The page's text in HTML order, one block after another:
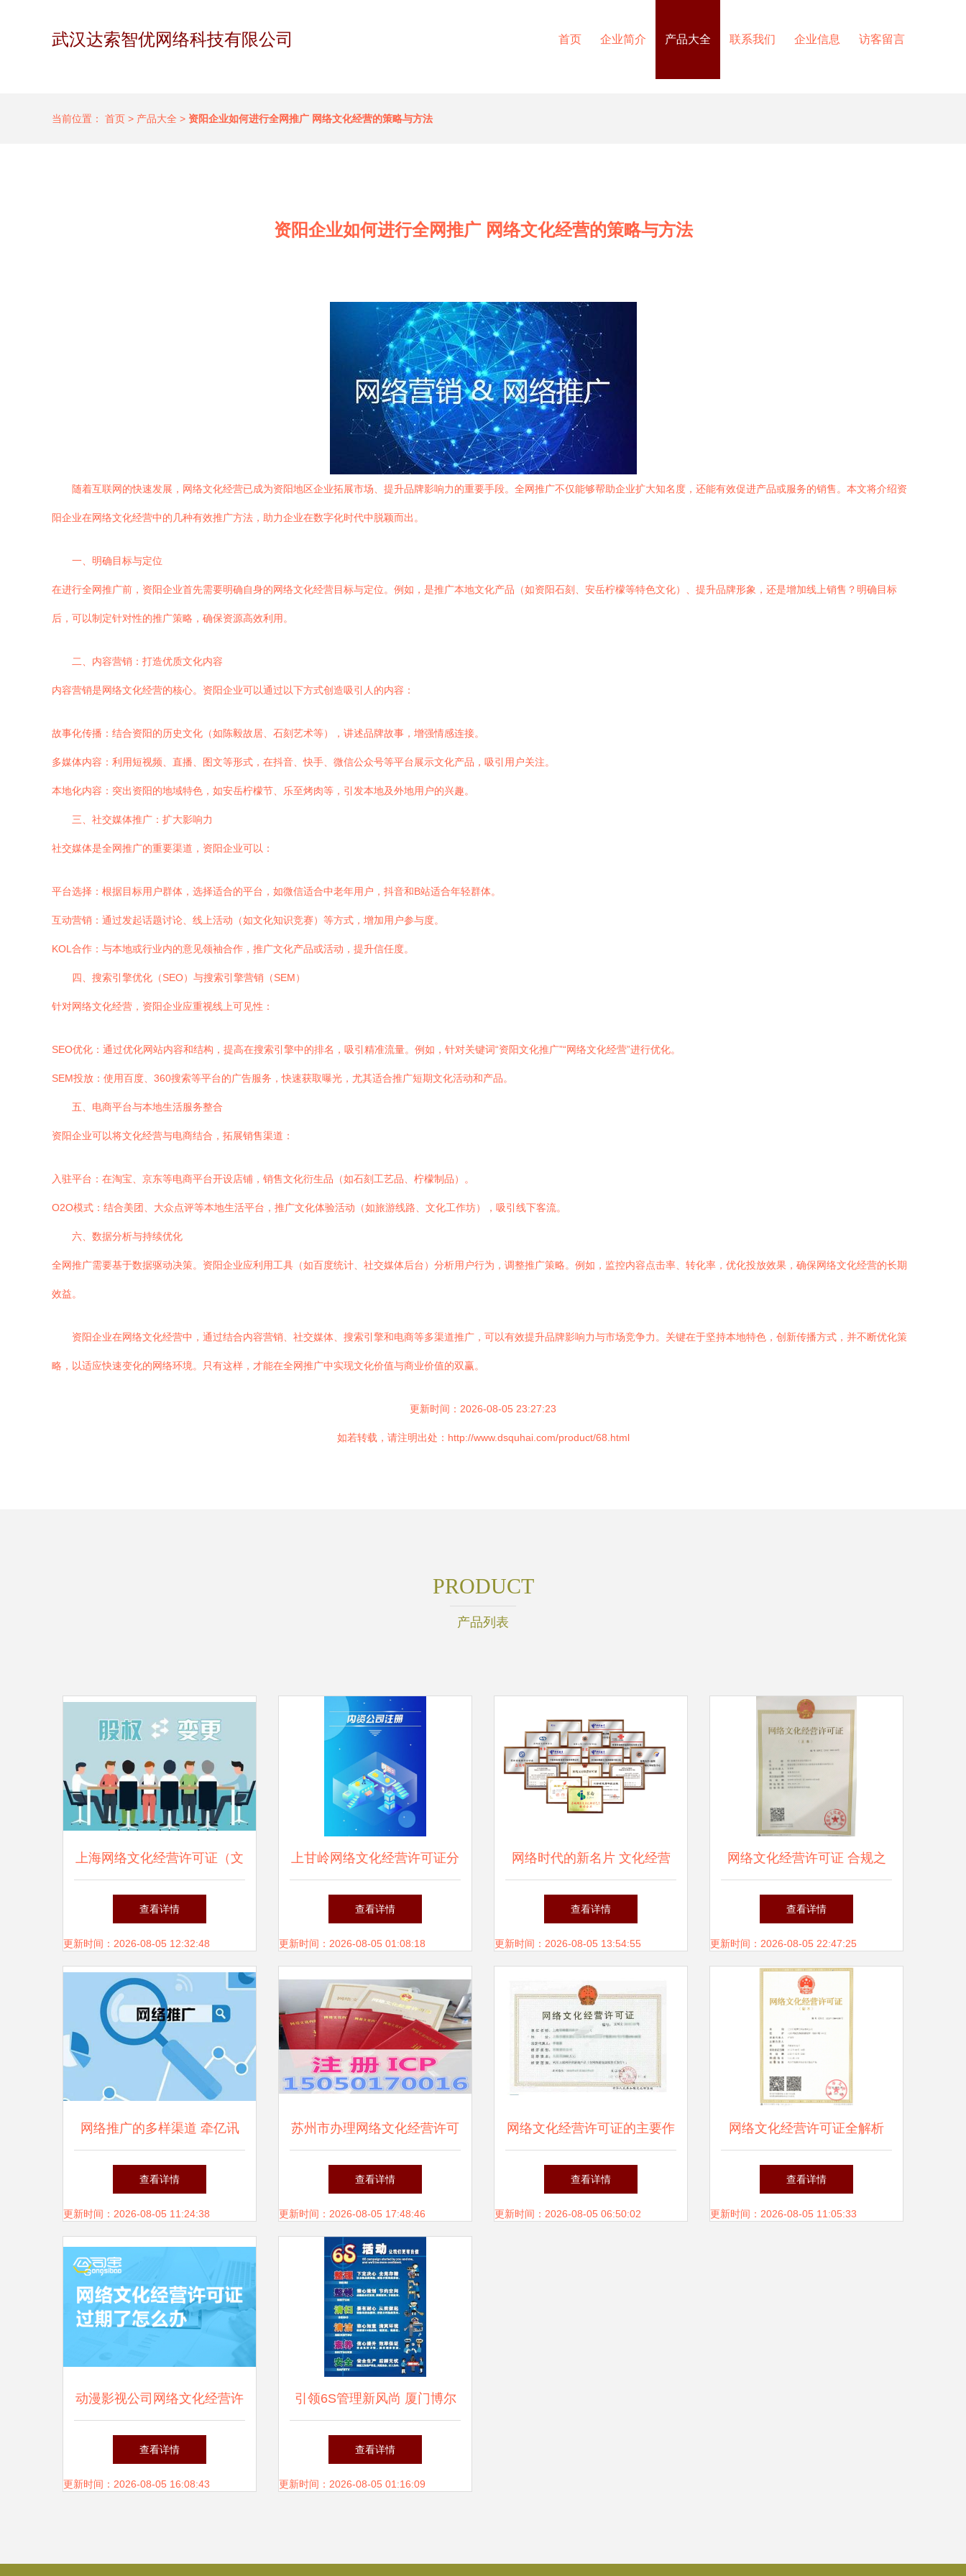
武汉达索智优网络科技有限公司 首页 企业简介 产品大全 联系我们 企业信息 访客留言
当前位置： 首页 > 产品大全 > 资阳企业如何进行全网推广 网络文化经营的策略与方法
资阳企业如何进行全网推广 网络文化经营的策略与方法
随着互联网的快速发展，网络文化经营已成为资阳地区企业拓展市场、提升品牌影响力的重要手段。全网推广不仅能够帮助企业扩大知名度，还能有效促进产品或服务的销售。本文将介绍资
阳企业在网络文化经营中的几种有效推广方法，助力企业在数字化时代中脱颖而出。
一、明确目标与定位
在进行全网推广前，资阳企业首先需要明确自身的网络文化经营目标与定位。例如，是推广本地文化产品（如资阳石刻、安岳柠檬等特色文化）、提升品牌形象，还是增加线上销售？明确目标
后，可以制定针对性的推广策略，确保资源高效利用。
二、内容营销：打造优质文化内容
内容营销是网络文化经营的核心。资阳企业可以通过以下方式创造吸引人的内容：
故事化传播：结合资阳的历史文化（如陈毅故居、石刻艺术等），讲述品牌故事，增强情感连接。
多媒体内容：利用短视频、直播、图文等形式，在抖音、快手、微信公众号等平台展示文化产品，吸引用户关注。
本地化内容：突出资阳的地域特色，如安岳柠檬节、乐至烤肉等，引发本地及外地用户的兴趣。
三、社交媒体推广：扩大影响力
社交媒体是全网推广的重要渠道，资阳企业可以：
平台选择：根据目标用户群体，选择适合的平台，如微信适合中老年用户，抖音和B站适合年轻群体。
互动营销：通过发起话题讨论、线上活动（如文化知识竞赛）等方式，增加用户参与度。
KOL合作：与本地或行业内的意见领袖合作，推广文化产品或活动，提升信任度。
四、搜索引擎优化（SEO）与搜索引擎营销（SEM）
针对网络文化经营，资阳企业应重视线上可见性：
SEO优化：通过优化网站内容和结构，提高在搜索引擎中的排名，吸引精准流量。例如，针对关键词“资阳文化推广”“网络文化经营”进行优化。
SEM投放：使用百度、360搜索等平台的广告服务，快速获取曝光，尤其适合推广短期文化活动和产品。
五、电商平台与本地生活服务整合
资阳企业可以将文化经营与电商结合，拓展销售渠道：
入驻平台：在淘宝、京东等电商平台开设店铺，销售文化衍生品（如石刻工艺品、柠檬制品）。
O2O模式：结合美团、大众点评等本地生活平台，推广文化体验活动（如旅游线路、文化工作坊），吸引线下客流。
六、数据分析与持续优化
全网推广需要基于数据驱动决策。资阳企业应利用工具（如百度统计、社交媒体后台）分析用户行为，调整推广策略。例如，监控内容点击率、转化率，优化投放效果，确保网络文化经营的长期
效益。
资阳企业在网络文化经营中，通过结合内容营销、社交媒体、搜索引擎和电商等多渠道推广，可以有效提升品牌影响力与市场竞争力。关键在于坚持本地特色，创新传播方式，并不断优化策
略，以适应快速变化的网络环境。只有这样，才能在全网推广中实现文化价值与商业价值的双赢。
更新时间：2026-08-05 23:27:23
如若转载，请注明出处：http://www.dsquhai.com/product/68.html
PRODUCT
产品列表
上海网络文化经营许可证（文
网文）办理费用与时间详解
查看详情
更新时间：2026-08-05 12:32:48
上甘岭网络文化经营许可证分
类与办理费用全解读
查看详情
更新时间：2026-08-05 01:08:18
网络时代的新名片 文化经营
的核心路径与解决方案
查看详情
更新时间：2026-08-05 13:54:55
网络文化经营许可证 合规之
路的关键一步
查看详情
更新时间：2026-08-05 22:47:25
网络推广的多样渠道 牵亿讯
文化解析搜索引擎营销的力量
查看详情
更新时间：2026-08-05 11:24:38
苏州市办理网络文化经营许可
证的申请材料清单及要点
查看详情
更新时间：2026-08-05 17:48:46
网络文化经营许可证的主要作
用解析
查看详情
更新时间：2026-08-05 06:50:02
网络文化经营许可证全解析
申请条件与实务指南
查看详情
更新时间：2026-08-05 11:05:33
动漫影视公司网络文化经营许
可证过期怎么办？一文详解续
期指南与补救措施
查看详情
更新时间：2026-08-05 16:08:43
引领6S管理新风尚 厦门博尔
企业文化用品销售中心的专业
标语设计精选
查看详情
更新时间：2026-08-05 01:16:09